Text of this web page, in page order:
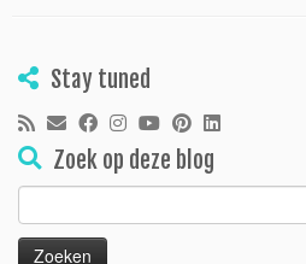
Stay tuned
Zoek op deze blog
naar: